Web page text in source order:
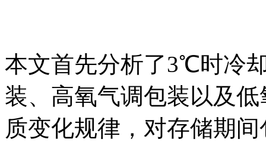
本文首先分析了3℃时冷
装、高氧气调包装以及
质变化规律，对存储期